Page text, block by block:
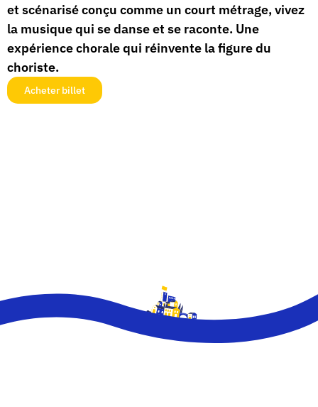
et scénarisé conçu comme un court métrage, vivez
la musique qui se danse et se raconte. Une
expérience chorale qui réinvente la figure du
choriste.
Acheter billet